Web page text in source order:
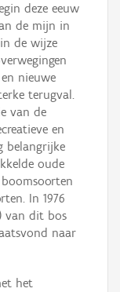
deze eeuw
de mijn in
de wijze
nieuwe
terugval.
van de
en
belangrijke
oude
In 1976
van dit bos
naar
het